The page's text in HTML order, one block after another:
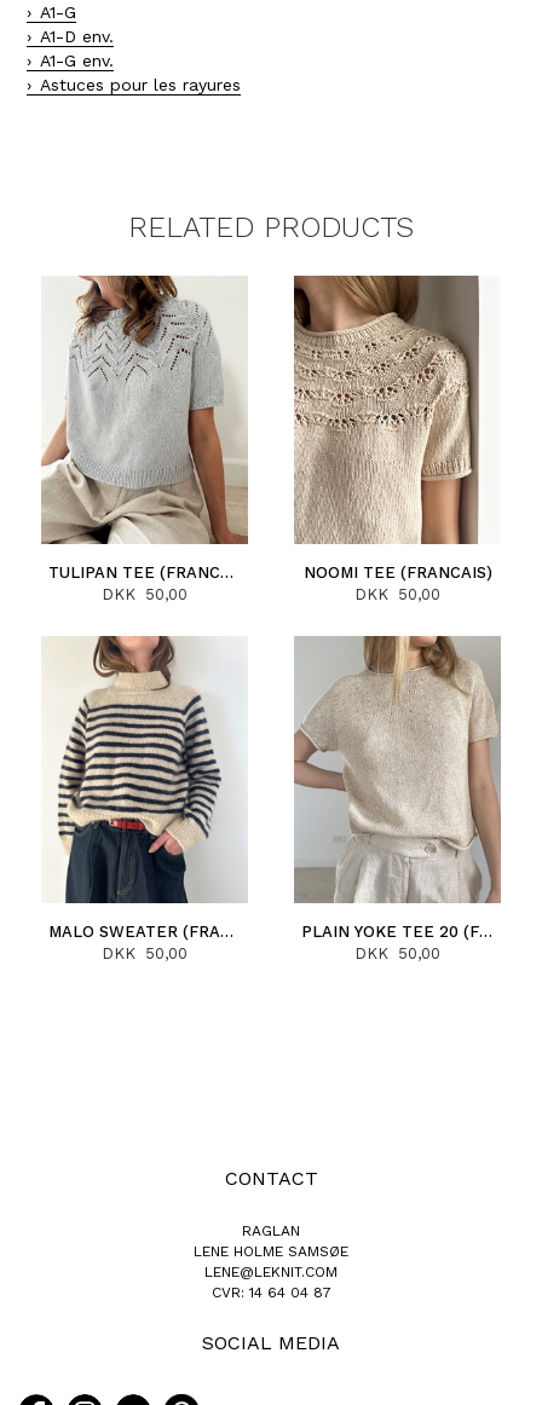
A1-G
A1-D env.
A1-G env.
Astuces pour les rayures
RELATED PRODUCTS
TULIPAN TEE (FRANCAIS)
DKK 50,00
NOOMI TEE (FRANCAIS)
DKK 50,00
MALO SWEATER (FRANCAIS)
DKK 50,00
PLAIN YOKE TEE 20 (FRANCAIS)
DKK 50,00
CONTACT
RAGLAN
LENE HOLME SAMSØE
LENE@LEKNIT.COM
CVR: 14 64 04 87
SOCIAL MEDIA